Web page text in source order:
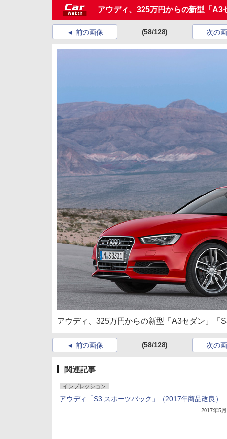
アウディ、325万円からの新型「A3
前の画像 (58/128) 次の
アウディ、325万円からの新型「A3セダン」「
前の画像 (58/128) 次の
関連記事
インプレッション
アウディ「S3 スポーツバック」（2017年商品改良）
2017年5月